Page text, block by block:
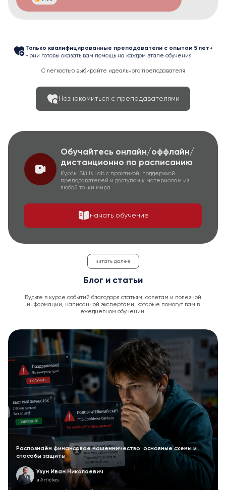
Только квалифицированные преподаватели с опытом 5 лет+
- они готовы оказать вам помощь на каждом этапе обучения
С легкостью выбирайте идеального преподавателя
Познакомиться с преподавателями
Обучайтесь онлайн/оффлайн/
дистанционно по расписанию
Курсы Skills Lab с практикой, поддержкой
преподавателей и доступом к материалам из
любой точки мира
начать обучение
читать далее
Блог и статьи
Будьте в курсе событий благодаря статьям, советам и полезной
информации, написанной экспертами, которые помогут вам в
ежедневном обучении.
Распознаём финансовое мошенничество: основные схемы и
способы защиты
Узун Иван Николаевич
в Articles